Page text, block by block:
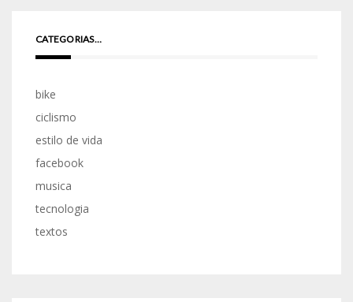
CATEGORIAS…
bike
ciclismo
estilo de vida
facebook
musica
tecnologia
textos